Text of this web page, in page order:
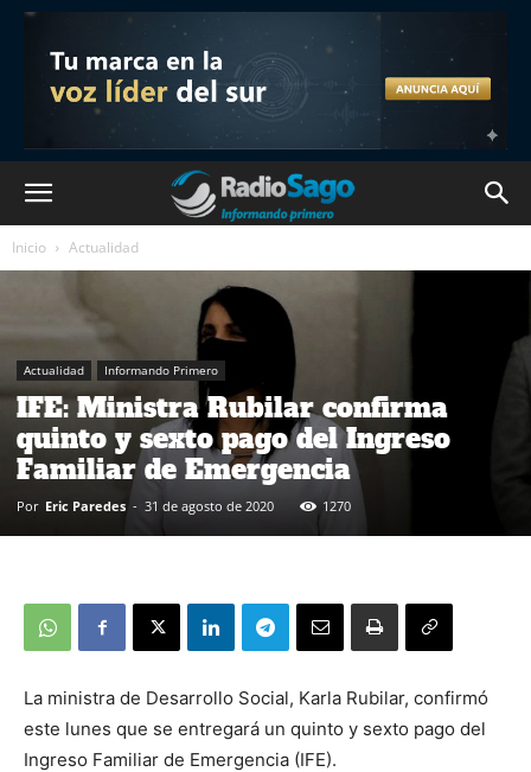
Inicio Actualidad
Actualidad Informando Primero
IFE: Ministra Rubilar confirma
quinto y sexto pago del Ingreso
Familiar de Emergencia
Por Eric Paredes - 31 de agosto de 2020 1270
La ministra de Desarrollo Social, Karla Rubilar, confirmó
este lunes que se entregará un quinto y sexto pago del
Ingreso Familiar de Emergencia (IFE).